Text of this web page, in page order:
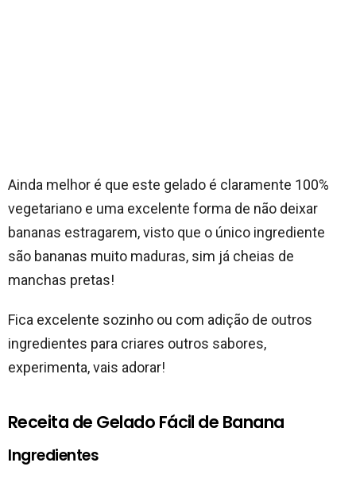
Ainda melhor é que este gelado é claramente 100%
vegetariano e uma excelente forma de não deixar
bananas estragarem, visto que o único ingrediente
são bananas muito maduras, sim já cheias de
manchas pretas!
Fica excelente sozinho ou com adição de outros
ingredientes para criares outros sabores,
experimenta, vais adorar!
Receita de Gelado Fácil de Banana
Ingredientes